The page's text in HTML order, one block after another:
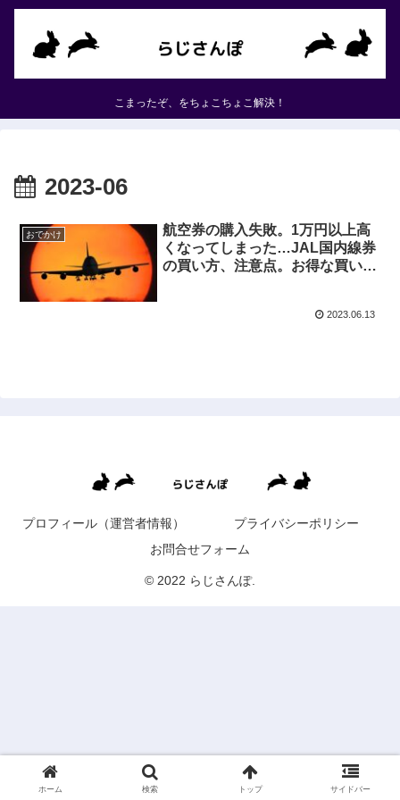
こまったぞ、をちょこちょこ解決！
2023-06
おでかけ
航空券の購入失敗。1万円以上高
くなってしまった…JAL国内線券
の買い方、注意点。お得な買い方
2023.06.13
プロフィール（運営者情報）
プライバシーポリシー
お問合せフォーム
© 2022 らじさんぽ.
ホーム 検索 トップ サイドバー